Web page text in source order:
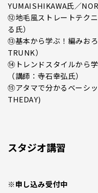
YUMAISHIKAWA氏／
⑫地毛風ストレートテク
る氏）
⑬基本から学ぶ！編みお
TRUNK）
⑭トレンドスタイルから
（講師：寺石幸弘氏）
⑮アタマで分かるベーシ
THEDAY)
スタジオ講習
※申し込み受付中